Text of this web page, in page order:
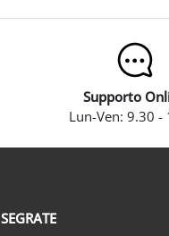
Supporto
Lun-Ven: 9.30 -
SEGRATE